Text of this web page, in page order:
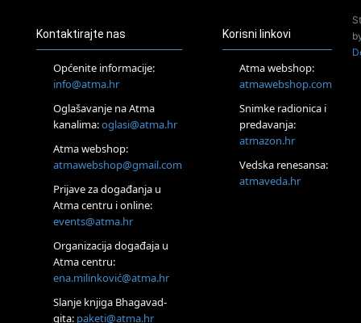
Pjesma srca / Zagreb
Tečaj Višeg Vodstva, razvijanja intuicije i Akaša zapisa
Online
Postanite Nositelj Vibracije Nove Zemlje
Visoko
Alemka Dauskardt – Jednodnevna radionica sistemskih
konstelacija
Zagreb
HOD PO ŽERAVICI – Seminar koji mijenja tijelo, duh i um
SoulFest – Festival glazbe, mudrosti i zajedništva
Zagreb
Access BARS® edukacija otpusti stres
Kontaktirajte nas
Općenite informacije:
info@atma.hr
Oglašavanje na Atma
kanalima:oglasi@atma.hr
Atma webshop:
atmawebshop@gmail.com
Prijave za događanja u
Atma centru i online:
events@atma.hr
Organizacija događaja u
Atma centru:
ena.milinković@atma.hr
Slanje knjiga Bhagavad-
gita: paketi@atma.hr
Korisni linkovi
Atma webshop:
atmawebshop.com
Snimke radionica i
predavanja:
atmazon.hr
Vedska renesansa:
atmaveda.hr